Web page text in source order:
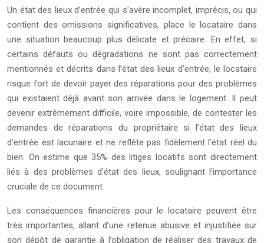
Un état des lieux d’entrée qui s’avère incomplet, imprécis, ou qui
contient des omissions significatives, place le locataire dans
une situation beaucoup plus délicate et précaire. En effet, si
certains défauts ou dégradations ne sont pas correctement
mentionnés et décrits dans l’état des lieux d’entrée, le locataire
risque fort de devoir payer des réparations pour des problèmes
qui existaient déjà avant son arrivée dans le logement. Il peut
devenir extrêmement difficile, voire impossible, de contester les
demandes de réparations du propriétaire si l’état des lieux
d’entrée est lacunaire et ne reflète pas fidèlement l’état réel du
bien. On estime que 35% des litiges locatifs sont directement
liés à des problèmes d’état des lieux, soulignant l’importance
cruciale de ce document.
Les conséquences financières pour le locataire peuvent être
très importantes, allant d’une retenue abusive et injustifiée sur
son dépôt de garantie à l’obligation de réaliser des travaux de